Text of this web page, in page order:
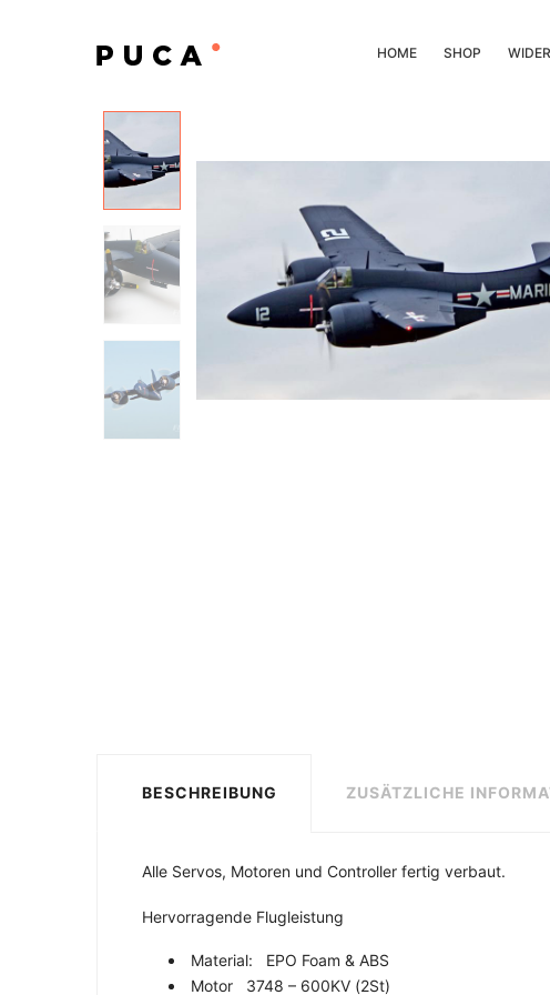
HOME SHOP
BESCHREIBUNG ZUSÄTZLICHE
Alle Servos, Motoren und Controller fertig verbaut.
Hervorragende Flugleistung
Material: EPO Foam & ABS
Motor 3748 – 600KV (2St)